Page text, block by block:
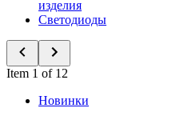
изделия
Светодиоды
Item 1 of 12
Новинки